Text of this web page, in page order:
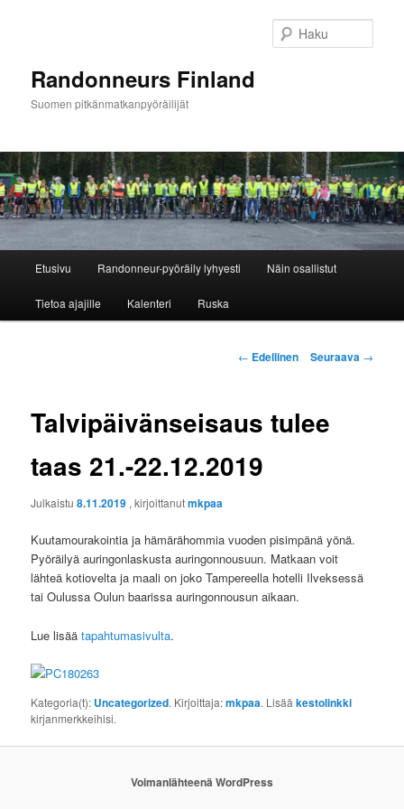
Randonneurs Finland
Suomen pitkänmatkanpyöräilijät
Etusivu Randonneur-pyöräily lyhyesti Näin osallistut
Tietoa ajajille Kalenteri Ruska
Artikkelien
← Edellinen Seuraava →
Talvipäivänseisaus tulee
taas 21.-22.12.2019
Julkaistu8.11.2019 , kirjoittanutmkpaa
Kuutamourakointia ja hämärähommia vuoden pisimpänä yönä.
Pyöräilyä auringonlaskusta auringonnousuun. Matkaan voit
lähteä kotiovelta ja maali on joko Tampereella hotelli Ilveksessä
tai Oulussa Oulun baarissa auringonnousun aikaan.
Lue lisäätapahtumasivulta.
Kategoria(t): Uncategorized. Kirjoittaja:mkpaa. Lisääkestolinkki
kirjanmerkkeihisi.
Voimanlähteenä WordPress